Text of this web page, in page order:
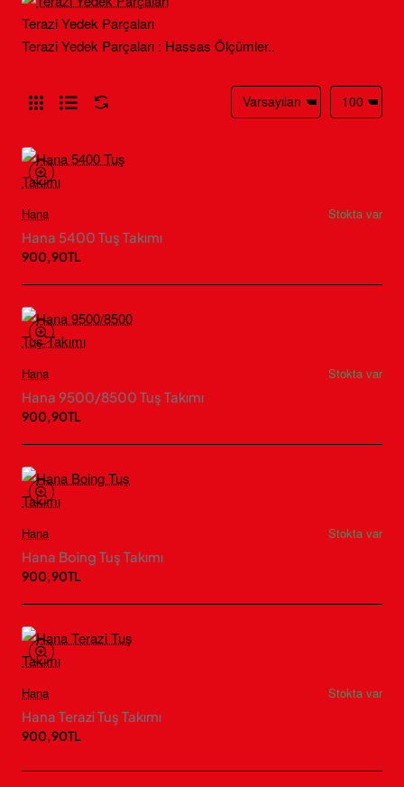
Terazi Yedek Parçaları
Terazi Yedek Parçaları : Hassas Ölçümler..
Hana
Stokta var
Hana 5400 Tuş Takımı
900,90TL
Hana
Stokta var
Hana 9500/8500 Tuş Takımı
900,90TL
Hana
Stokta var
Hana Boing Tuş Takımı
900,90TL
Hana
Stokta var
Hana Terazi Tuş Takımı
900,90TL